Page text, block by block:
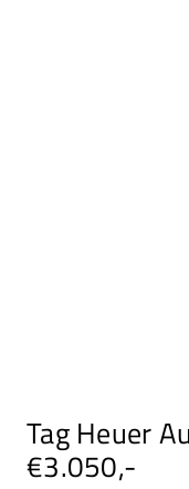
Tag Heuer
€3.050,-